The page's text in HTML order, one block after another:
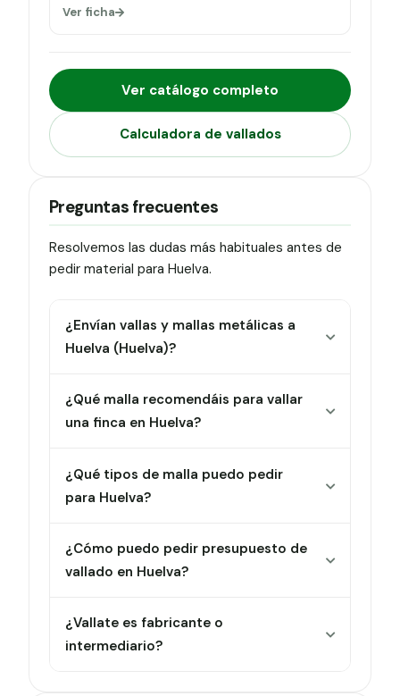
Ver ficha
Ver catálogo completo
Calculadora de vallados
Preguntas frecuentes
Resolvemos las dudas más habituales antes de
pedir material para Huelva.
¿Envían vallas y mallas metálicas a
Huelva (Huelva)?
¿Qué malla recomendáis para vallar
una finca en Huelva?
¿Qué tipos de malla puedo pedir
para Huelva?
¿Cómo puedo pedir presupuesto de
vallado en Huelva?
¿Vallate es fabricante o
intermediario?